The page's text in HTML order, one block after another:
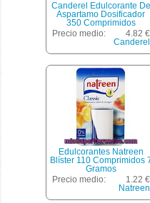
Canderel Edulcorante De
Aspartamo Dosificador
350 Comprimidos
Precio medio:
4.82 €
Canderel
Edulcorantes Natreen
Blíster 110 Comprimidos
Gramos
Precio medio:
1.22 €
Natreen